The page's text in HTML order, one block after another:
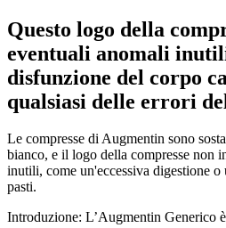
Questo logo della
eventuali anomali
disfunzione del corpo
qualsiasi delle errori
Le compresse di Augmentin sono
bianco, e il logo della compresse non
inutili, come un'eccessiva digestione o
pasti.
Introduzione: L’Augmentin Generico